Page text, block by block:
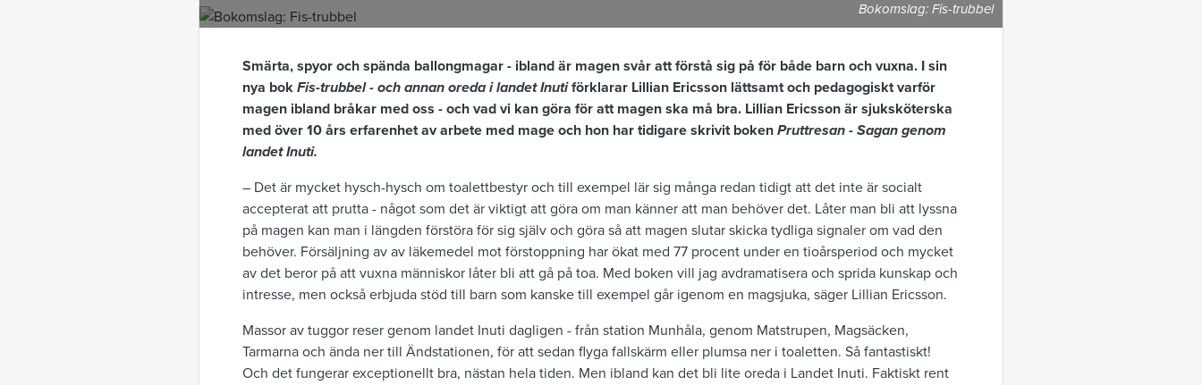
Bokomslag: Fis-trubbel
Smärta, spyor och spända ballongmagar - ibland är magen svår att förstå sig på för både barn och vuxna. I sin
nya bok Fis-trubbel - och annan oreda i landet Inutiförklarar Lillian Ericsson lättsamt och pedagogiskt varför
magen ibland bråkar med oss - och vad vi kan göra för att magen ska må bra. Lillian Ericsson är sjuksköterska
med över 10 års erfarenhet av arbete med mage och hon har tidigare skrivit boken Pruttresan - Sagan genom
landet Inuti.
– Det är mycket hysch-hysch om toalettbestyr och till exempel lär sig många redan tidigt att det inte är socialt
accepterat att prutta - något som det är viktigt att göra om man känner att man behöver det. Låter man bli att lyssna
på magen kan man i längden förstöra för sig själv och göra så att magen slutar skicka tydliga signaler om vad den
behöver. Försäljning av av läkemedel mot förstoppning har ökat med 77 procent under en tioårsperiod och mycket
av det beror på att vuxna människor låter bli att gå på toa. Med boken vill jag avdramatisera och sprida kunskap och
intresse, men också erbjuda stöd till barn som kanske till exempel går igenom en magsjuka, säger Lillian Ericsson.
Massor av tuggor reser genom landet Inuti dagligen - från station Munhåla, genom Matstrupen, Magsäcken,
Tarmarna och ända ner till Ändstationen, för att sedan flyga fallskärm eller plumsa ner i toaletten. Så fantastiskt!
Och det fungerar exceptionellt bra, nästan hela tiden. Men ibland kan det bli lite oreda i Landet Inuti. Faktiskt rent